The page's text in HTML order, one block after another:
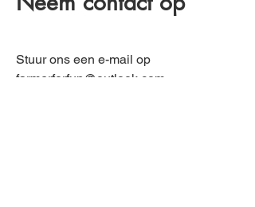
Stuur ons een e-mail op
farmerforfun@outlook.com